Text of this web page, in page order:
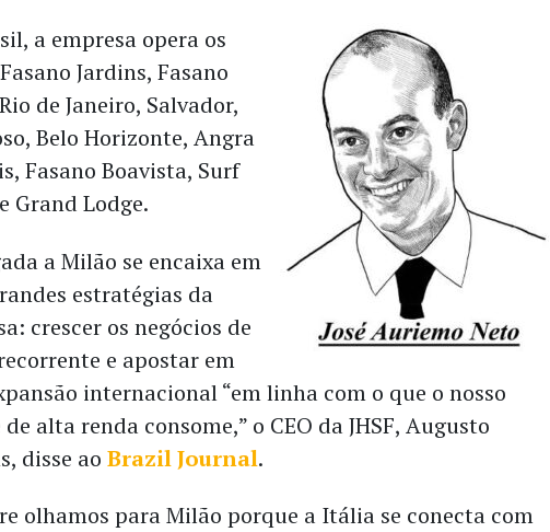
a empresa opera os
Jardins, Fasano
de Janeiro, Salvador,
Belo Horizonte, Angra
Fasano Boavista, Surf
Grand Lodge.
a Milão se encaixa em
estratégias da
crescer os negócios de
e apostar em
internacional “em linha com o que o nosso
alta renda consome,” o CEO da JHSF, Augusto
disse aoBrazil Journal.
olhamos para Milão porque a Itália se conecta com